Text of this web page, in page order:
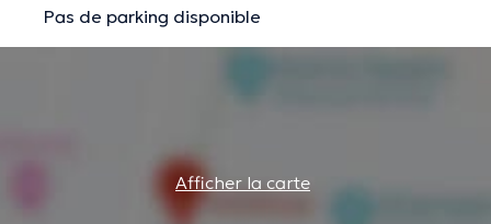
Pas de parking disponible
Afficher la carte